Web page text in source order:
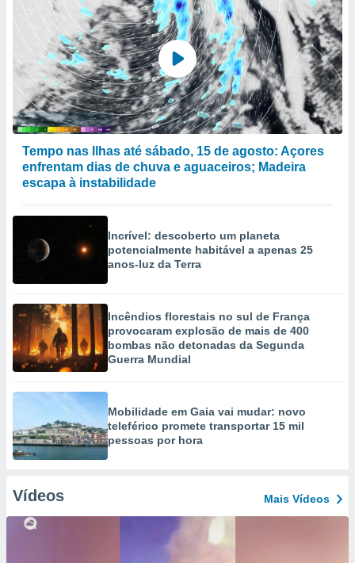
Tempo nas Ilhas até sábado, 15 de agosto: Açores
enfrentam dias de chuva e aguaceiros; Madeira
escapa à instabilidade
Incrível: descoberto um planeta
potencialmente habitável a apenas 25
anos-luz da Terra
Incêndios florestais no sul de França
provocaram explosão de mais de 400
bombas não detonadas da Segunda
Guerra Mundial
Mobilidade em Gaia vai mudar: novo
teleférico promete transportar 15 mil
pessoas por hora
Vídeos Mais Vídeos